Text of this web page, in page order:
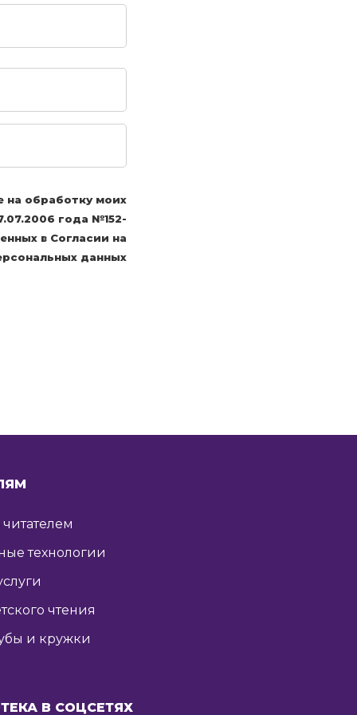
на обработку моих
года №152-
в Согласии на
данных
читателем
технологии
чтения
и кружки
В СОЦСЕТЯХ